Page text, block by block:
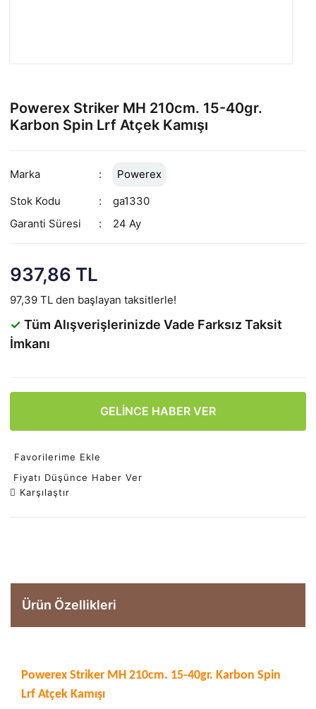
Powerex Striker MH 210cm. 15-40gr.
Karbon Spin Lrf Atçek Kamışı
Marka
Powerex
Stok Kodu
ga1330
Garanti Süresi
24 Ay
937,86 TL
97,39 TL den başlayan taksitlerle!
✓ Tüm Alışverişlerinizde Vade Farksız Taksit
İmkanı
GELİNCE HABER VER
Favorilerime Ekle
Fiyatı Düşünce Haber Ver
Karşılaştır
Ürün Özellikleri
Powerex Striker MH 210cm. 15-40gr. Karbon Spin
Lrf Atçek Kamışı